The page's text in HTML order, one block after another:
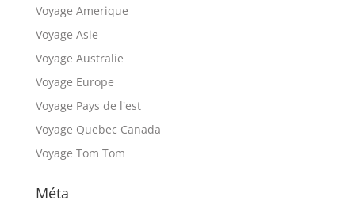
Voyage Amerique
Voyage Asie
Voyage Australie
Voyage Europe
Voyage Pays de l'est
Voyage Quebec Canada
Voyage Tom Tom
Méta